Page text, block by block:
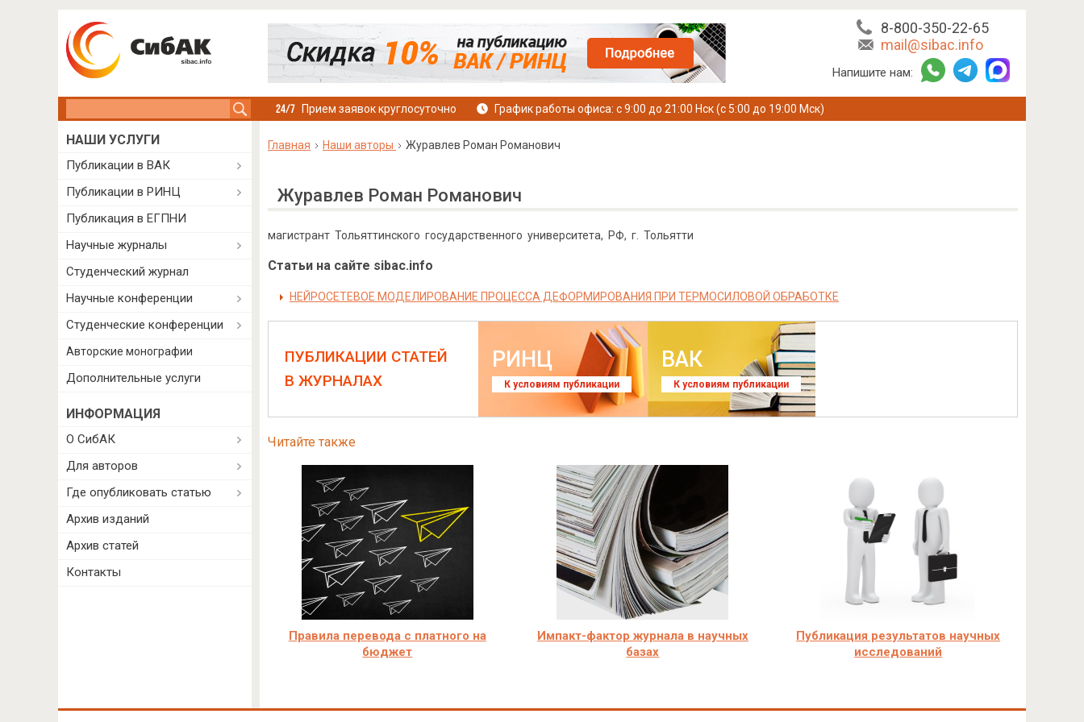
8-800-350-22-65
mail@sibac.info
Напишите нам:
Прием заявок круглосуточно График работы офиса: с 9:00 до 21:00 Нск (с 5:00 до 19:00 Мск)
Главная Наши авторы Журавлев Роман Романович
Журавлев Роман Романович
магистрант Тольяттинского государственного университета, РФ, г. Тольятти
Статьи на сайте sibac.info
НЕЙРОСЕТЕВОЕ МОДЕЛИРОВАНИЕ ПРОЦЕССА ДЕФОРМИРОВАНИЯ ПРИ ТЕРМОСИЛОВОЙ ОБРАБОТКЕ
ПУБЛИКАЦИИ СТАТЕЙ
В ЖУРНАЛАХ
РИНЦ
К условиям публикации
ВАК
К условиям публикации
Читайте также
Правила перевода с платного на
бюджет
Импакт-фактор журнала в научных
базах
Публикация результатов научных
исследований
НАШИ УСЛУГИ
Публикации в ВАК
Публикации в РИНЦ
Публикация в ЕГПНИ
Научные журналы
Студенческий журнал
Научные конференции
Студенческие конференции
Авторские монографии
Дополнительные услуги
ИНФОРМАЦИЯ
О СибАК
Для авторов
Где опубликовать статью
Архив изданий
Архив статей
Контакты